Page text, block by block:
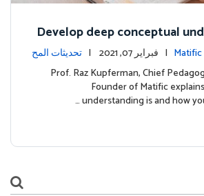
| فبراير 07, 2021 | تحديثات المح
Prof. Raz Kupferman, Chief
Founder of Matific
understanding is and how